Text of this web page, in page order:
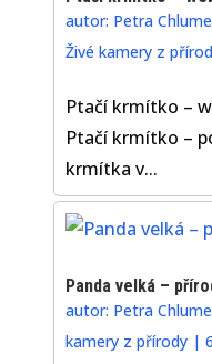
autor: Petra
Živé kamery z
Ptačí krmítko –
Ptačí krmítko –
krmítka v...
Panda velká –
autor: Petra
kamery z přírody |